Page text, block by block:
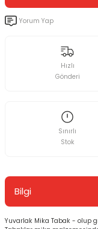
Yorum Yap
Hızlı
Gönderi
Sınırlı
Stok
Bilgi
Yuvarlak Mika Tabak - olup